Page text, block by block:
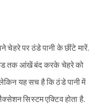
चेहरे पर ठंडे पानी के छींटे मारें.
तक आंखें बंद करके चेहरे को
यह सच है कि ठंडे पानी में
सिस्टम एक्टिव होता है.